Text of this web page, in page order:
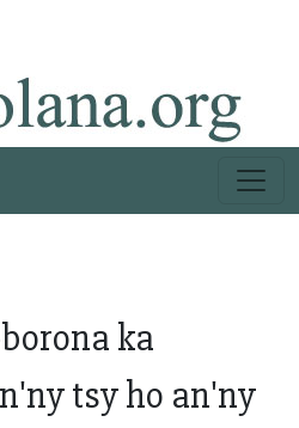
ka
tsy ho an'ny